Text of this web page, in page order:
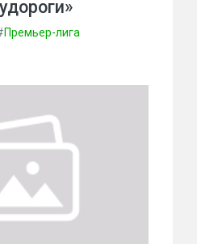
Премьер-лига